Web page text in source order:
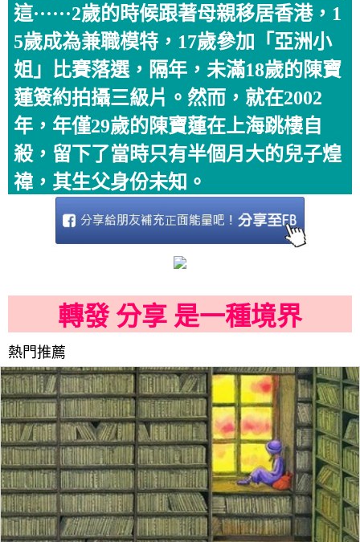
這······2歲的時候跟著母親移居香港，1
5歲成為兼職模特，17歲參加「亞洲小
姐」比賽落選，隔年，未滿18歲的陳寶
蓮簽約拍攝三級片。然而，就在2002
年，年僅29歲的陳寶蓮在上海跳樓自
殺，留下了當時只有半個月大的兒子煌
禕，其生父身份未知。
轉發 分享 是一種境界
熱門推薦